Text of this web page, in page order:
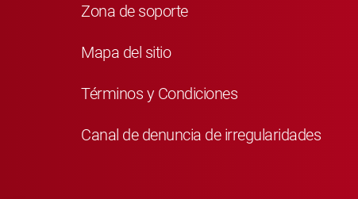
Zona de soporte
Mapa del sitio
Términos y Condiciones
Canal de denuncia de irregularidades